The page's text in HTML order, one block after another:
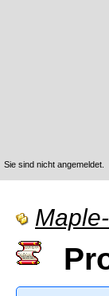
Sie sind nicht angemeldet.